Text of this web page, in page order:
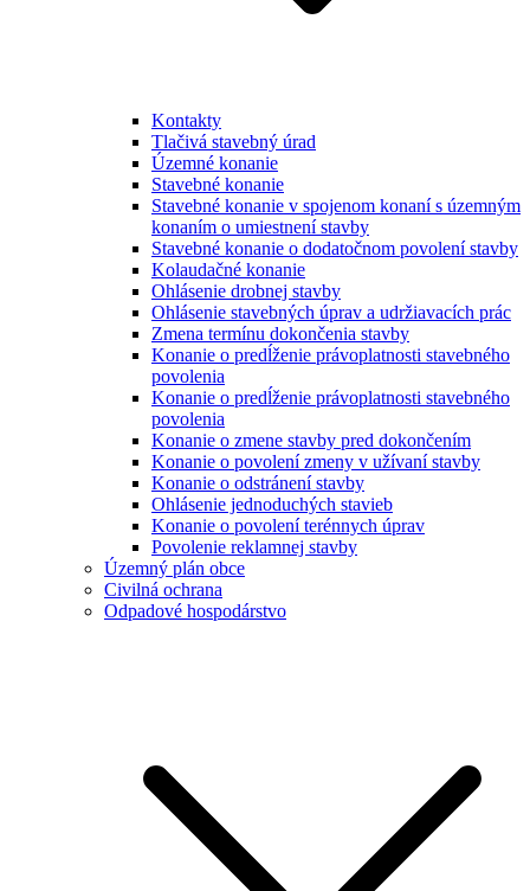
Kontakty
Tlačivá stavebný úrad
Územné konanie
Stavebné konanie
Stavebné konanie v spojenom konaní s územným
konaním o umiestnení stavby
Stavebné konanie o dodatočnom povolení stavby
Kolaudačné konanie
Ohlásenie drobnej stavby
Ohlásenie stavebných úprav a udržiavacích prác
Zmena termínu dokončenia stavby
Konanie o predĺženie právoplatnosti stavebného
povolenia
Konanie o predĺženie právoplatnosti stavebného
povolenia
Konanie o zmene stavby pred dokončením
Konanie o povolení zmeny v užívaní stavby
Konanie o odstránení stavby
Ohlásenie jednoduchých stavieb
Konanie o povolení terénnych úprav
Povolenie reklamnej stavby
Územný plán obce
Civilná ochrana
Odpadové hospodárstvo